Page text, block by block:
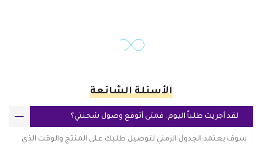
الأسئلة الشائعة
لقد أجريت طلباً اليوم. فمتى أتوقع وصول شحنتي؟
سوف يعتمد الجدول الزمني لتوصيل طلبك على المنتج والوقت الذي